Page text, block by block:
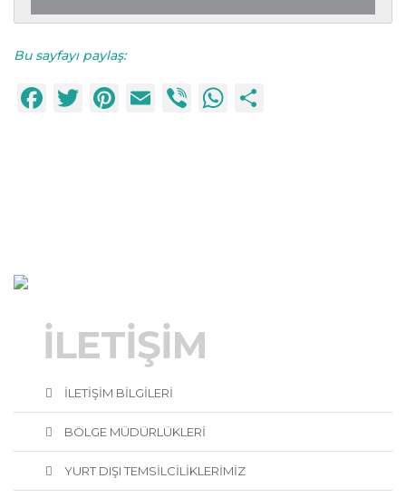
Bu sayfayı paylaş:
Facebook
Twitter
Pinterest
EmailViberWhatsApp
İLETİŞİM
İLETİŞİM BİLGİLERİ
BÖLGE MÜDÜRLÜKLERİ
YURT DIŞI TEMSİLCİLİKLERİMİZ